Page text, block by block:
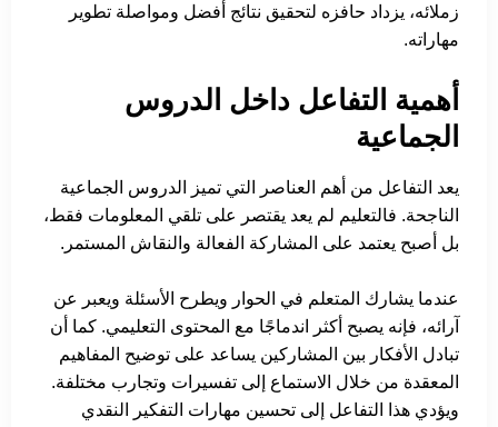
زملائه، يزداد حافزه لتحقيق نتائج أفضل ومواصلة تطوير
مهاراته.
أهمية التفاعل داخل الدروس
الجماعية
يعد التفاعل من أهم العناصر التي تميز الدروس الجماعية
الناجحة. فالتعليم لم يعد يقتصر على تلقي المعلومات فقط،
بل أصبح يعتمد على المشاركة الفعالة والنقاش المستمر.
عندما يشارك المتعلم في الحوار ويطرح الأسئلة ويعبر عن
آرائه، فإنه يصبح أكثر اندماجًا مع المحتوى التعليمي. كما أن
تبادل الأفكار بين المشاركين يساعد على توضيح المفاهيم
المعقدة من خلال الاستماع إلى تفسيرات وتجارب مختلفة.
ويؤدي هذا التفاعل إلى تحسين مهارات التفكير النقدي